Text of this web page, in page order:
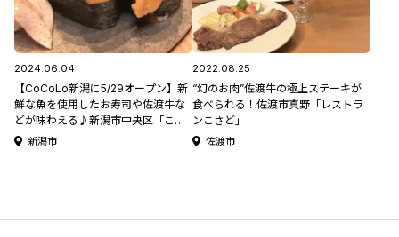
2024.06.04
【CoCoLo新潟に5/29オープン】新
鮮な魚を使用したお寿司や佐渡牛な
どが味わえる♪新潟市中央区「こと
ぶき寿司 c/o まいもん寿司」
新潟市
2022.08.25
“幻のお肉”佐渡牛の極上ステーキが
食べられる！佐渡市真野「レストラ
ンこさど」
佐渡市